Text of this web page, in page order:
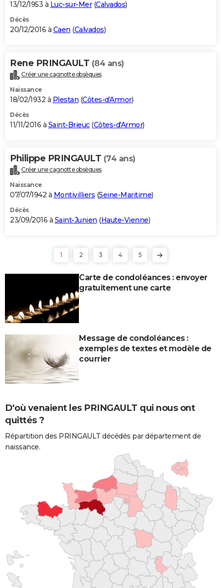
13/12/1953 à Luc-sur-Mer(Calvados)
Décès
20/12/2016 à Caen (Calvados)
Rene PRINGAULT (84 ans)
Créer une cagnotte obsèques
Naissance
18/02/1932 à Plestan (Côtes-d'Armor)
Décès
11/11/2016 à Saint-Brieuc(Côtes-d'Armor)
Philippe PRINGAULT (74 ans)
Créer une cagnotte obsèques
Naissance
07/07/1942 à Montivilliers (Seine-Maritime)
Décès
23/09/2016 à Saint-Junien (Haute-Vienne)
1 2 3 4 5
Carte de condoléances : envoyer
gratuitement une carte
Message de condoléances :
exemples de textes et modèle de
courrier
D'où venaient les PRINGAULT qui nous ont
quittés ?
Répartition des PRINGAULT décédés par département de
naissance.